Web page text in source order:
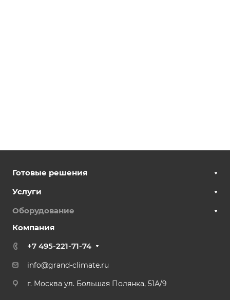
Готовые решения
Услуги
Оборудование
Компания
+7 495-221-71-74
info@grand-climate.ru
г. Москва ул. Большая Полянка, 51А/9